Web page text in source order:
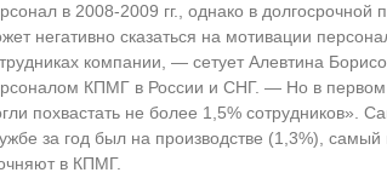
в 2008-2009 гг., однако в долгосрочной
негативно сказаться на мотивации
компании, — сетует Алевтина
КПМГ в России и СНГ. — Но в первом
похвастать не более 1,5% сотрудников».
за год был на производстве (1,3%),
в КПМГ.